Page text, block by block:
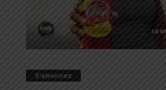
S’abonnez